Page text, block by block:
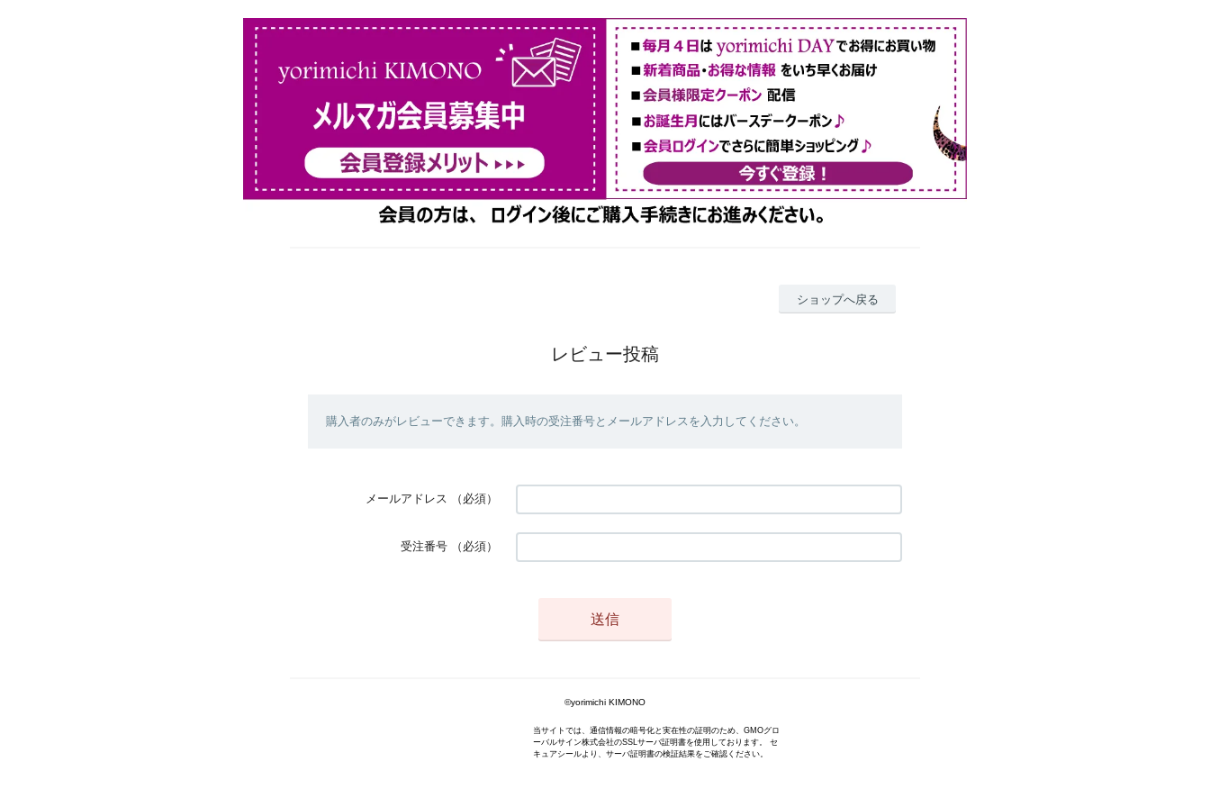
ショップへ戻る
レビュー投稿
購入者のみがレビューできます。購入時の受注番号とメールアドレスを入力してください。
メールアドレス （必須）
受注番号 （必須）
©yorimichi KIMONO
当サイトでは、通信情報の暗号化と実在性の証明のため、GMOグロ
ーバルサイン株式会社のSSLサーバ証明書を使用しております。 セ
キュアシールより、サーバ証明書の検証結果をご確認ください。